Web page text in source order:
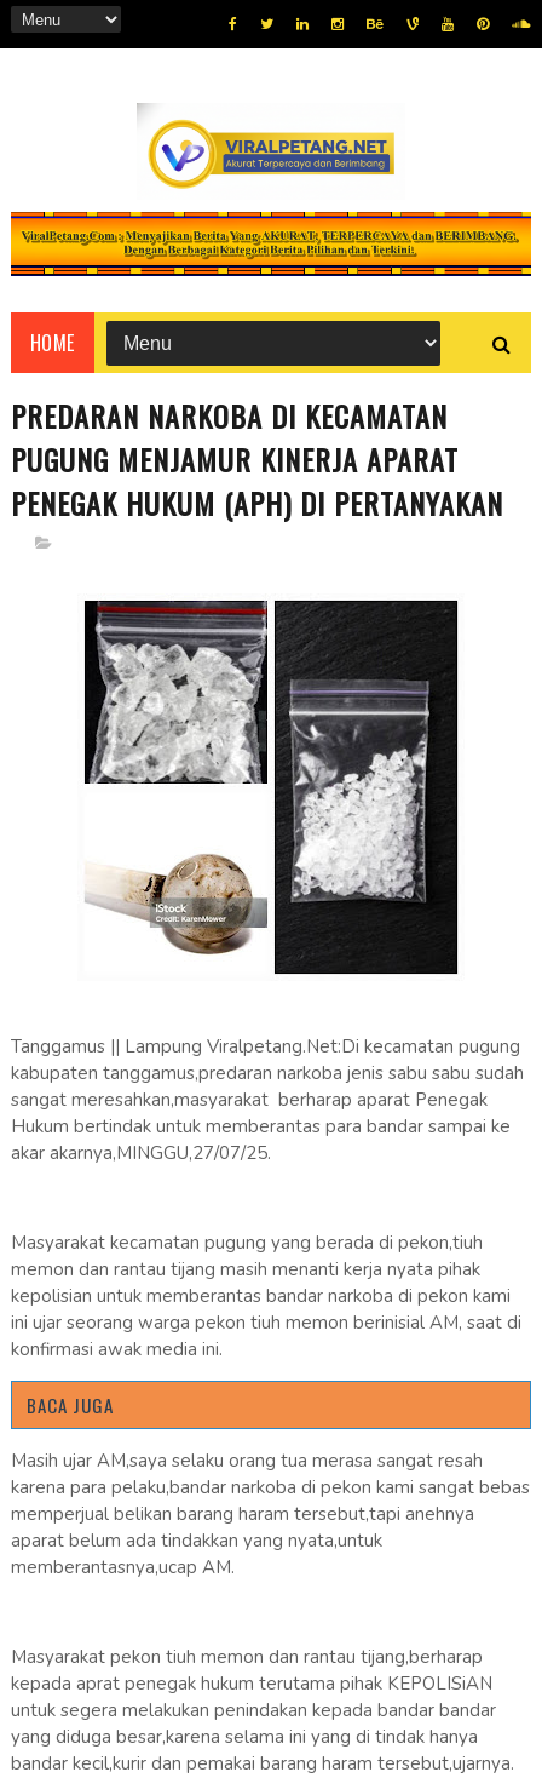
HOME
PREDARAN NARKOBA DI KECAMATAN
PUGUNG MENJAMUR KINERJA APARAT
PENEGAK HUKUM (APH) DI PERTANYAKAN
Tanggamus || Lampung Viralpetang.Net:Di kecamatan pugung
kabupaten tanggamus,predaran narkoba jenis sabu sabu sudah
sangat meresahkan,masyarakat berharap aparat Penegak
Hukum bertindak untuk memberantas para bandar sampai ke
akar akarnya,MINGGU,27/07/25.
Masyarakat kecamatan pugung yang berada di pekon,tiuh
memon dan rantau tijang masih menanti kerja nyata pihak
kepolisian untuk memberantas bandar narkoba di pekon kami
ini ujar seorang warga pekon tiuh memon berinisial AM, saat di
konfirmasi awak media ini.
BACA JUGA
Masih ujar AM,saya selaku orang tua merasa sangat resah
karena para pelaku,bandar narkoba di pekon kami sangat bebas
memperjual belikan barang haram tersebut,tapi anehnya
aparat belum ada tindakkan yang nyata,untuk
memberantasnya,ucap AM.
Masyarakat pekon tiuh memon dan rantau tijang,berharap
kepada aprat penegak hukum terutama pihak KEPOLISiAN
untuk segera melakukan penindakan kepada bandar bandar
yang diduga besar,karena selama ini yang di tindak hanya
bandar kecil,kurir dan pemakai barang haram tersebut,ujarnya.